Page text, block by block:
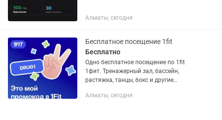
Алматы, сегодня
Бесплатное посещение 1fit
Бесплатно
Одно бесплатное посещение по 1fit
1фит. Тренажерный зал, бассейн,
растяжка, танцы, бокс и другие
Казахстану Активация: DRUG1
Алматы, сегодня